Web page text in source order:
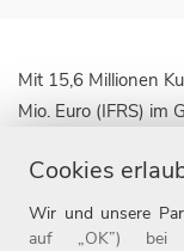
Mit 15,6 Millionen
Mio. Euro (IFRS) im
den führenden
Zielgruppe 50plus.
acht Marken in elf
Cookies
Wir und unsere
auf „OK”) bei